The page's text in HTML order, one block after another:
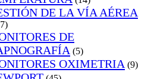
DE LA VÍA AÉREA
DE
(5)
OXIMETRIA (9)